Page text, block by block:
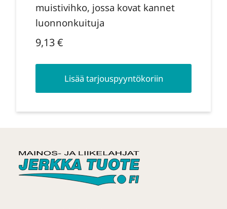
muistivihko, jossa kovat kannet
luonnonkuituja
9,13€
Lisää tarjouspyyntökoriin